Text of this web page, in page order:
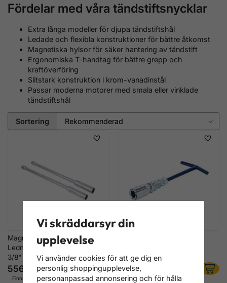
Fördelar med våra tändstiftsnycklar
Extra långa modeller för djupa tändstiftshål
Ledade och flexibla konstruktioner för bättre åtkomst
Magnetiska hylsor för säker hantering av tändstift
Ergonomiska T-handtag för bättre grepp och
kraftöverföring
Slitstark konstruktion i krom-vanadinstål
Passar moderna motorer med smala eller vinklade
tändstiftshål
Sortering
Magnetisk Tändstift
Lednyckelsats 14 & 16 mm
3/8"
556 kr
Finns i lager
116 kr
Finns i lager
Vi skräddarsyr din
upplevelse
Vi använder cookies för att ge dig en
personlig shoppingupplevelse,
personanpassad annonsering och för hålla